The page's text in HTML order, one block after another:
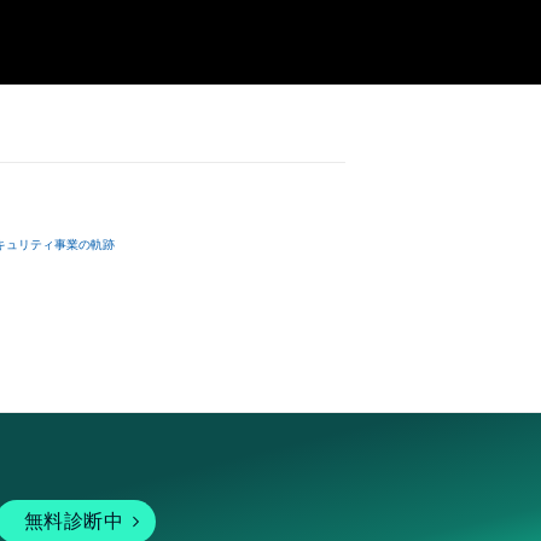
ュリティ事業の軌跡
無料診断中